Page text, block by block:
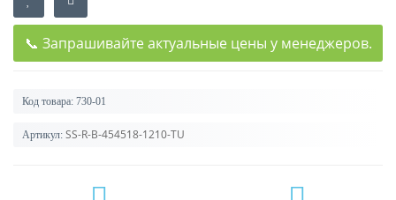
📞 Запрашивайте актуальные цены у менеджеров.
Код товара: 730-01
Артикул: SS-R-B-454518-1210-TU